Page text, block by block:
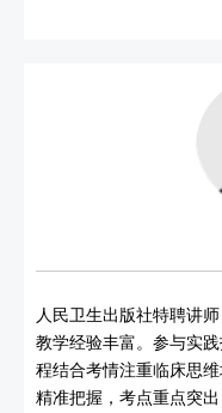
人民卫生出版社特聘讲
教学经验丰富。参与实
程结合考情注重临床思
精准把握，考点重点突